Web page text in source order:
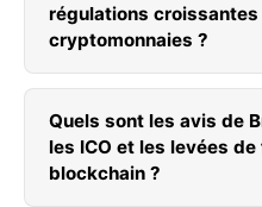
régulations croissantes
cryptomonnaies ?
Quels sont les avis de
les ICO et les levées
blockchain ?